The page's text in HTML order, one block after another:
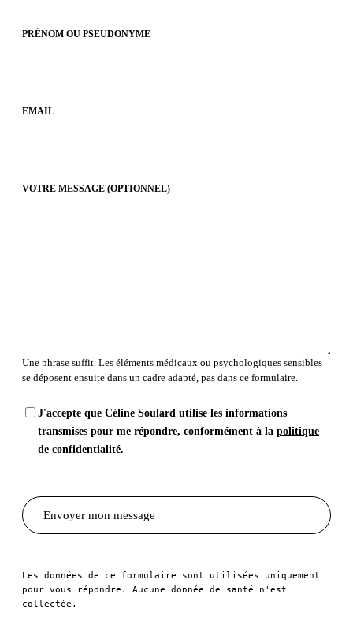
PRÉNOM OU PSEUDONYME
EMAIL
VOTRE MESSAGE (OPTIONNEL)
Une phrase suffit. Les éléments médicaux ou psychologiques sensibles
se déposent ensuite dans un cadre adapté, pas dans ce formulaire.
J'accepte que Céline Soulard utilise les informations
transmises pour me répondre, conformément à la politique
de confidentialité.
Envoyer mon message
Les données de ce formulaire sont utilisées uniquement
pour vous répondre. Aucune donnée de santé n'est
collectée.